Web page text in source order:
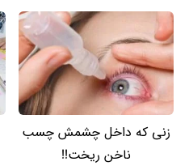
زنی که داخل چشمش چسب
ناخن ریخت!!